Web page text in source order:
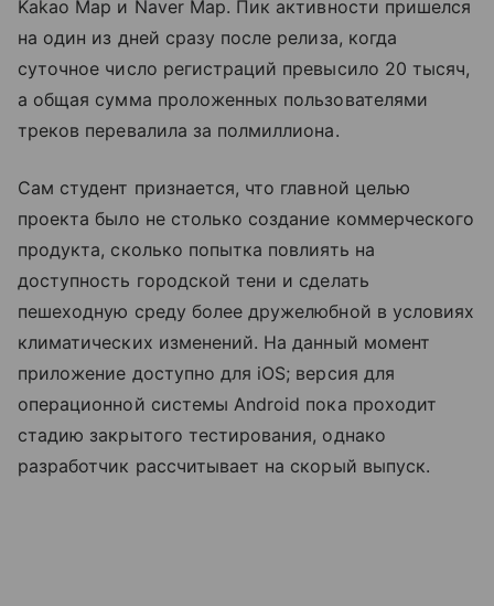
Kakao Map и Naver Map. Пик активности пришелся
на один из дней сразу после релиза, когда
суточное число регистраций превысило 20 тысяч,
а общая сумма проложенных пользователями
треков перевалила за полмиллиона.
Сам студент признается, что главной целью
проекта было не столько создание коммерческого
продукта, сколько попытка повлиять на
доступность городской тени и сделать
пешеходную среду более дружелюбной в условиях
климатических изменений. На данный момент
приложение доступно для iOS; версия для
операционной системы Android пока проходит
стадию закрытого тестирования, однако
разработчик рассчитывает на скорый выпуск.